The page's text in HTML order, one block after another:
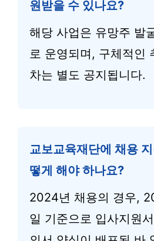
원받을 수 있나요?
해당 사업은 유망주 발
로 운영되며, 구체적인
차는 별도 공지됩니다.
교보교육재단에 채용
떻게 해야 하나요?
2024년 채용의 경우,
일 기준으로 입사지원